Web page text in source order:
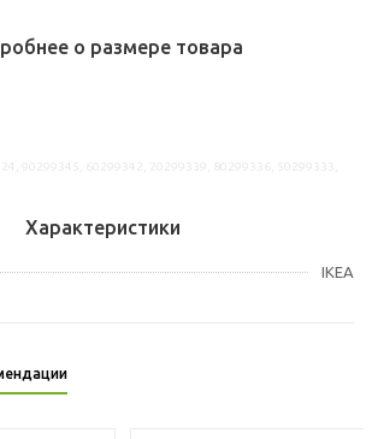
о размере товара
Характеристики
IKEA